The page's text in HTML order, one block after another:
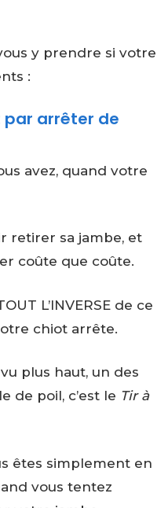
y prendre si votre
:
par arrêter de
avez, quand votre
retirer sa jambe, et
coûte que coûte.
L’INVERSE de ce
chiot arrête.
plus haut, un des
de poil, c’est le Tir à
êtes simplement en
vous tentez